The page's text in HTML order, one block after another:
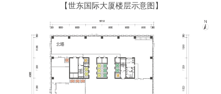
【世东国际大厦楼层示意图】